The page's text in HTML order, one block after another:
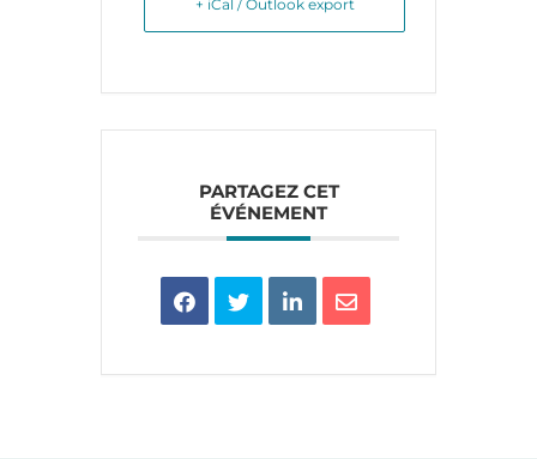
+ iCal / Outlook export
PARTAGEZ CET
ÉVÉNEMENT